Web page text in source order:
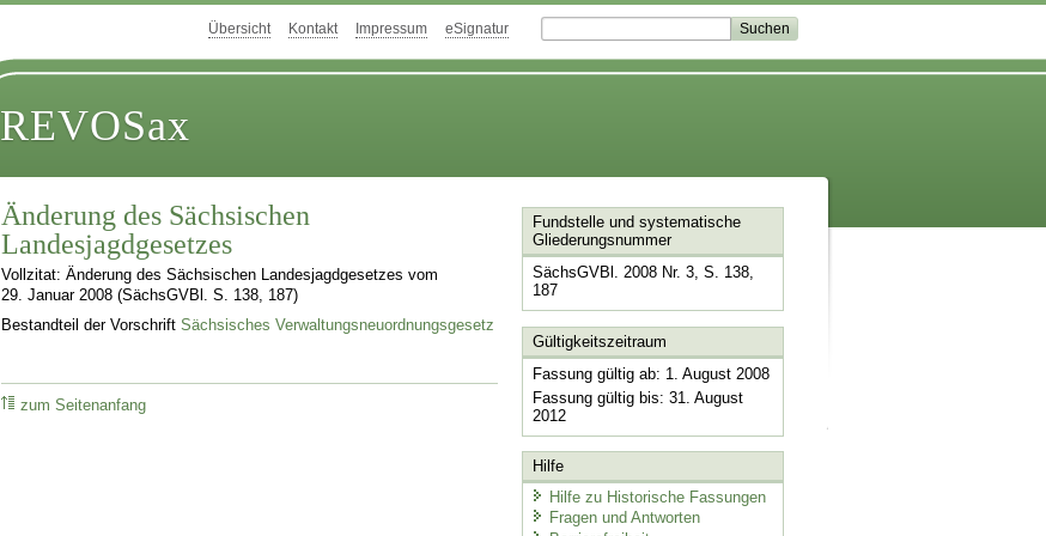
Übersicht Kontakt Impressum eSignatur
REVOSax
Änderung des Sächsischen
Landesjagdgesetzes
Vollzitat: Änderung des Sächsischen Landesjagdgesetzes vom
29. Januar 2008 (SächsGVBl. S. 138, 187)
Bestandteil der VorschriftSächsisches Verwaltungsneuordnungsgesetz
zum Seitenanfang
Fundstelle und systematische
Gliederungsnummer
SächsGVBl. 2008 Nr. 3, S. 138,
187
Gültigkeitszeitraum
Fassung gültig ab: 1. August 2008
Fassung gültig bis: 31. August
2012
Hilfe
Hilfe zu Historische Fassungen
Fragen und Antworten